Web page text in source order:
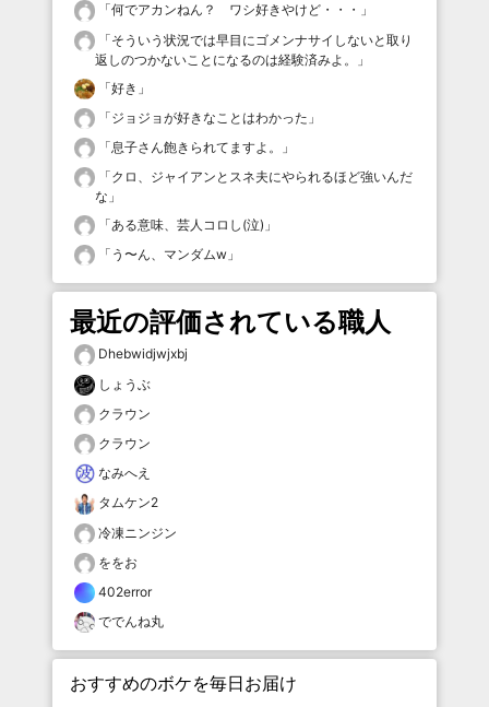
「何でアカンねん？ ワシ好きやけど・・・ 」
「そういう状況では早目にゴメンナサイしないと取り
返しのつかないことになるのは経験済みよ。
」
「好き 」
「ジョジョが好きなことはわかった 」
「息子さん飽きられてますよ。
」
「クロ、ジャイアンとスネ夫にやられるほど強いんだ
な 」
「ある意味、芸人コロし(泣) 」
「 う〜ん、マンダムw 」
最近の評価されている職人
Dhebwidjwjxbj
しょうぶ
クラウン
クラウン
なみへえ
タムケン2
冷凍ニンジン
ををお
402error
ででんね丸
おすすめのボケを毎日お届け